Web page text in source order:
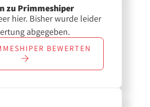
zu Primmeshiper
hier. Bisher wurde leider
abgegeben.
BEWERTEN